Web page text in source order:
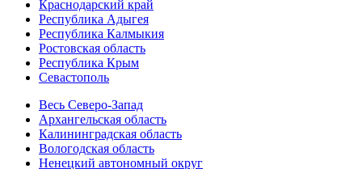
Краснодарский край
Республика Адыгея
Республика Калмыкия
Ростовская область
Республика Крым
Севастополь
Весь Северо-Запад
Архангельская область
Калининградская область
Вологодская область
Ненецкий автономный округ